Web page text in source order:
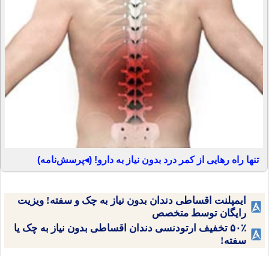
تنها راه رهایی از کمر درد بدون نیاز به دارو! (◂پرسش‌نامه)
ایمپلنت اقساطی دندان بدون نیاز به چک و سفته! ویزیت
رایگان توسط متخصص
۵۰٪ تخفیف ارتودنسی دندان اقساطی بدون نیاز به چک یا
سفته!